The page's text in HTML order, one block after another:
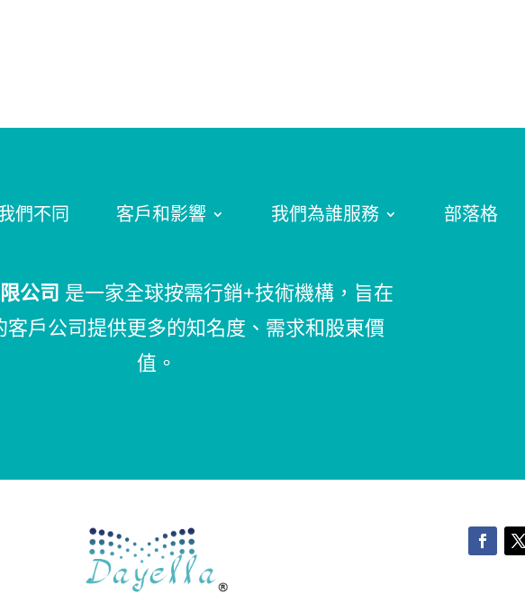
們不同 客戶和影響 我們為誰服務 部落格
公司 是一家全球按需行銷+技術機構，旨在
客戶公司提供更多的知名度、需求和股東價
值。